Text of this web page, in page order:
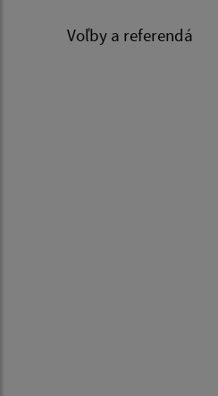
Voľby a referendá